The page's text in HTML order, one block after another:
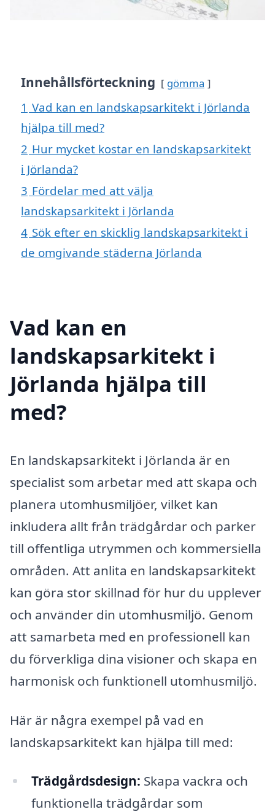
Innehållsförteckning gömma
1 Vad kan en landskapsarkitekt i Jörlanda
hjälpa till med?
2 Hur mycket kostar en landskapsarkitekt
i Jörlanda?
3 Fördelar med att välja
landskapsarkitekt i Jörlanda
4 Sök efter en skicklig landskapsarkitekt i
de omgivande städerna Jörlanda
Vad kan en
landskapsarkitekt i
Jörlanda hjälpa till
med?
En landskapsarkitekt i Jörlanda är en
specialist som arbetar med att skapa och
planera utomhusmiljöer, vilket kan
inkludera allt från trädgårdar och parker
till offentliga utrymmen och kommersiella
områden. Att anlita en landskapsarkitekt
kan göra stor skillnad för hur du upplever
och använder din utomhusmiljö. Genom
att samarbeta med en professionell kan
du förverkliga dina visioner och skapa en
harmonisk och funktionell utomhusmiljö.
Här är några exempel på vad en
landskapsarkitekt kan hjälpa till med:
Trädgårdsdesign: Skapa vackra och
funktionella trädgårdar som